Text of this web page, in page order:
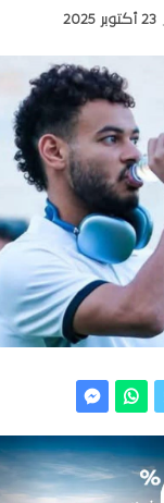
23 أكتوبر 2025